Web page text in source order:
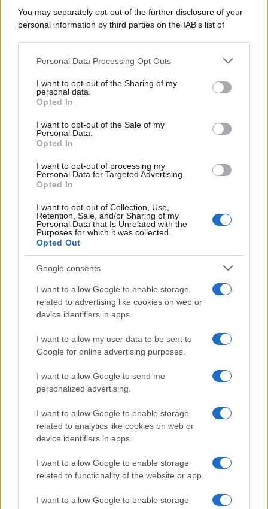
You may separately opt-out of the further disclosure of your
personal information by third parties on the IAB’s list of
This information may also be disclosed by us to third parties
disclose it to other third parties.
Please note that this website/app uses one or more Google
services and may gather and store information including but
not limited to your visit or usage behaviour. You may click to
grant or deny consent to Google and its third-party tags to
consent section.
Personal Data Processing Opt Outs
I want to opt-out of the Sharing of my
personal data.
Opted In
I want to opt-out of the Sale of my
Personal Data.
Opted In
I want to opt-out of processing my
Personal Data for Targeted Advertising.
Opted In
I want to opt-out of Collection, Use,
Retention, Sale, and/or Sharing of my
Personal Data that Is Unrelated with the
Purposes for which it was collected.
Opted Out
Google consents
I want to allow Google to enable storage
related to advertising like cookies on web or
device identifiers in apps.
I want to allow my user data to be sent to
Google for online advertising purposes.
I want to allow Google to send me
personalized advertising.
I want to allow Google to enable storage
related to analytics like cookies on web or
device identifiers in apps.
I want to allow Google to enable storage
related to functionality of the website or app.
I want to allow Google to enable storage